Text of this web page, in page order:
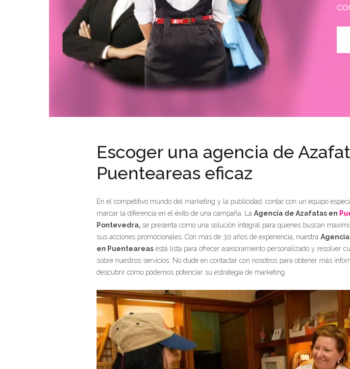
Escoger una agencia de
Puenteareas eficaz
En el competitivo mundo del marketing y la publicidad, contar con un equipo
marcar la diferencia en el éxito de una campaña. La Agencia de Azafatas en
Pontevedra, se presenta como una solución integral para quienes buscan
sus acciones promocionales. Con más de 30 años de experiencia, nuestra
en Puenteareas está lista para ofrecer asesoramiento personalizado y resolver
sobre nuestros servicios. No dude en contactar con nosotros para obtener más
descubrir cómo podemos potenciar su estrategia de marketing.